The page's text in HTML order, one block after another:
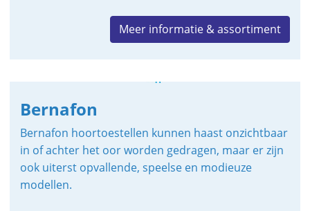
Meer informatie & assortiment
Bernafon
Bernafon hoortoestellen kunnen haast onzichtbaar
in of achter het oor worden gedragen, maar er zijn
ook uiterst opvallende, speelse en modieuze
modellen.